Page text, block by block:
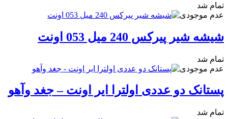
تمام شد
عدم موجودی
شیشه شیر پیرکس 240 میل 053 اونت
تمام شد
عدم موجودی
پستانک دو عددی اولترا ایر اونت – جغد وآهو
تمام شد